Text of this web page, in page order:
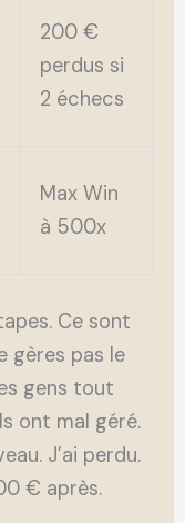
200 €
perdus si
2 échecs
Max Win
à 500x
Ce sont
gères pas le
gens tout
ont mal géré.
J’ai perdu.
€ après.